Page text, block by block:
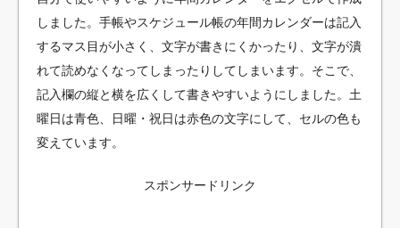
しました。手帳やスケジュール帳の年間カレンダーは記入
するマス目が小さく、文字が書きにくかったり、文字が潰
れて読めなくなってしまったりしてしまいます。そこで、
記入欄の縦と横を広くして書きやすいようにしました。土
曜日は青色、日曜・祝日は赤色の文字にして、セルの色も
変えています。
スポンサードリンク